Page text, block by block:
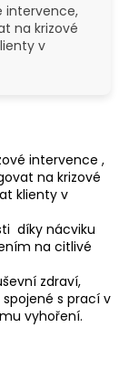
intervence,
na krizové
v
intervence ,
na krizové
klienty v
díky nácviku
na citlivé
zdraví,
s prací v
vyhoření.